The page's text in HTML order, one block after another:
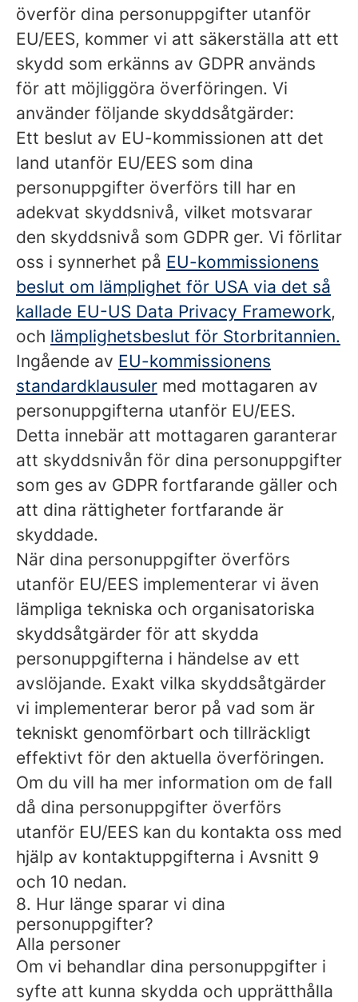
överför dina personuppgifter utanför
EU/EES, kommer vi att säkerställa att ett
skydd som erkänns av GDPR används
för att möjliggöra överföringen. Vi
använder följande skyddsåtgärder:
Ett beslut av EU-kommissionen att det
land utanför EU/EES som dina
personuppgifter överförs till har en
adekvat skyddsnivå, vilket motsvarar
den skyddsnivå som GDPR ger. Vi förlitar
oss i synnerhet på EU-kommissionens
beslut om lämplighet för USA via det så
kallade EU-US Data Privacy Framework,
och lämplighetsbeslut för Storbritannien.
Ingående av EU-kommissionens
standardklausuler med mottagaren av
personuppgifterna utanför EU/EES.
Detta innebär att mottagaren garanterar
att skyddsnivån för dina personuppgifter
som ges av GDPR fortfarande gäller och
att dina rättigheter fortfarande är
skyddade.
När dina personuppgifter överförs
utanför EU/EES implementerar vi även
lämpliga tekniska och organisatoriska
skyddsåtgärder för att skydda
personuppgifterna i händelse av ett
avslöjande. Exakt vilka skyddsåtgärder
vi implementerar beror på vad som är
tekniskt genomförbart och tillräckligt
effektivt för den aktuella överföringen.
Om du vill ha mer information om de fall
då dina personuppgifter överförs
utanför EU/EES kan du kontakta oss med
hjälp av kontaktuppgifterna i Avsnitt 9
och 10 nedan.
8. Hur länge sparar vi dina
personuppgifter?
Alla personer
Om vi ​​behandlar dina personuppgifter i
syfte att kunna skydda och upprätthålla